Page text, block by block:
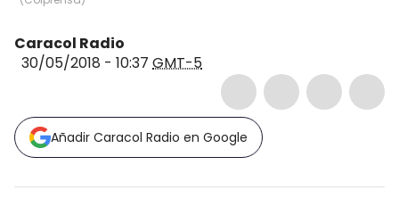
Caracol Radio
30/05/2018 - 10:37 GMT-5
Añadir Caracol Radio en Google